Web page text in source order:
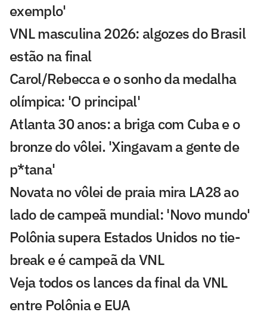
exemplo'
VNL masculina 2026: algozes do Brasil
estão na final
Carol/Rebecca e o sonho da medalha
olímpica: 'O principal'
Atlanta 30 anos: a briga com Cuba e o
bronze do vôlei. 'Xingavam a gente de
p*tana'
Novata no vôlei de praia mira LA28 ao
lado de campeã mundial: 'Novo mundo'
Polônia supera Estados Unidos no tie-
break e é campeã da VNL
Veja todos os lances da final da VNL
entre Polônia e EUA